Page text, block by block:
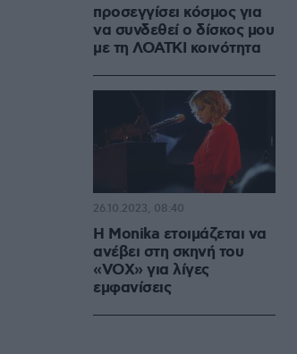
προσεγγίσει κόσμος για
να συνδεθεί ο δίσκος μου
με τη ΛΟΑΤΚΙ κοινότητα
Η Monika ετοιμάζεται να
ανέβει στη σκηνή του
«VOX» για λίγες
εμφανίσεις
26.10.2023, 08:40